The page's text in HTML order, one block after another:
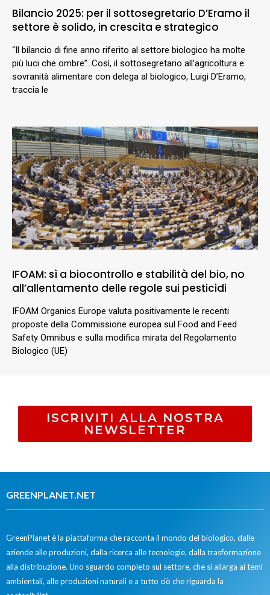
Bilancio 2025: per il sottosegretario D’Eramo il
settore è solido, in crescita e strategico
“Il bilancio di fine anno riferito al settore biologico ha molte
più luci che ombre”. Così, il sottosegretario all’agricoltura e
sovranità alimentare con delega al biologico, Luigi D’Eramo,
traccia le
IFOAM: sì a biocontrollo e stabilità del bio, no
all’allentamento delle regole sui pesticidi
IFOAM Organics Europe valuta positivamente le recenti
proposte della Commissione europea sul Food and Feed
Safety Omnibus e sulla modifica mirata del Regolamento
Biologico (UE)
ISCRIVITI ALLA NOSTRA
NEWSLETTER
GREENPLANET.NET
GreenPlanet è la piattaforma che racconta il mondo del biologico, dalle
aziende alle produzioni, dalla ricerca alle tecnologie, dalla trasformazione
alla distribuzione. Uno sguardo completo sul settore, che si allarga ai temi
ambientali, alle produzioni naturali e a tutto ciò che riguarda la